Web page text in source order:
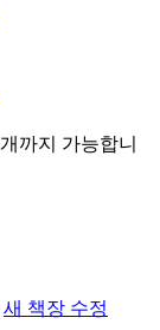
까지 가능합니
새 책장 수정